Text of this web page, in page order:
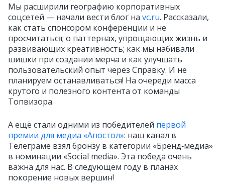
Мы расширили географию корпоративных
соцсетей — начали вести блог на vc.ru. Рассказали,
как стать спонсором конференции и не
просчитаться; о паттернах, упрощающих жизнь и
развивающих креативность; как мы набивали
шишки при создании мерча и как улучшать
пользовательский опыт через Справку. И не
планируем останавливаться! На очереди масса
крутого и полезного контента от команды
Топвизора.
А ещё стали одними из победителей первой
премии для медиа «Апостол»: наш канал в
Телеграме взял бронзу в категории «Бренд‑медиа»
в номинации «Social media». Эта победа очень
важна для нас. В следующем году в планах
покорение новых вершин!